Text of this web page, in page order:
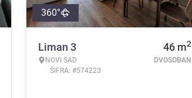
360°
Liman 3
NOVI SAD
ŠIFRA: #574223
46 m2
DVOSOBAN